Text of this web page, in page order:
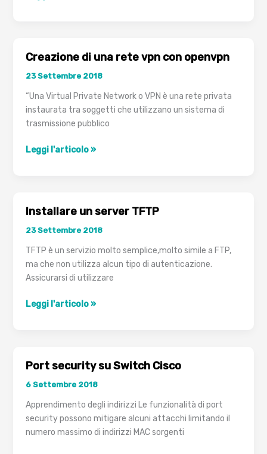
Creazione di una rete vpn con openvpn
23 Settembre 2018
“Una Virtual Private Network o VPN è una rete privata
instaurata tra soggetti che utilizzano un sistema di
trasmissione pubblico
Creazione
con
openvpn
Leggi l'articolo »
Installare un server TFTP
23 Settembre 2018
TFTP è un servizio molto semplice,molto simile a FTP,
ma che non utilizza alcun tipo di autenticazione.
Assicurarsi di utilizzare
Installare
Leggi l'articolo »
Port security su Switch Cisco
6 Settembre 2018
Apprendimento degli indirizzi Le funzionalità di port
security possono mitigare alcuni attacchi limitando il
numero massimo di indirizzi MAC sorgenti